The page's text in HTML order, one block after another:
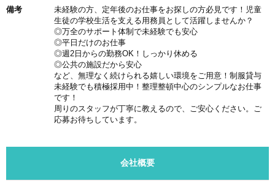
備考
未経験の方、定年後のお仕事をお探しの方必見です！児童
生徒の学校生活を支える用務員として活躍しませんか？
◎万全のサポート体制で未経験でも安心
◎平日だけのお仕事
◎週2日からの勤務OK！しっかり休める
◎公共の施設だから安心
など、無理なく続けられる嬉しい環境をご用意！制服貸与
未経験でも積極採用中！整理整頓中心のシンプルなお仕事
です！
周りのスタッフが丁寧に教えるので、ご安心ください。ご
応募お待ちしています。
会社概要